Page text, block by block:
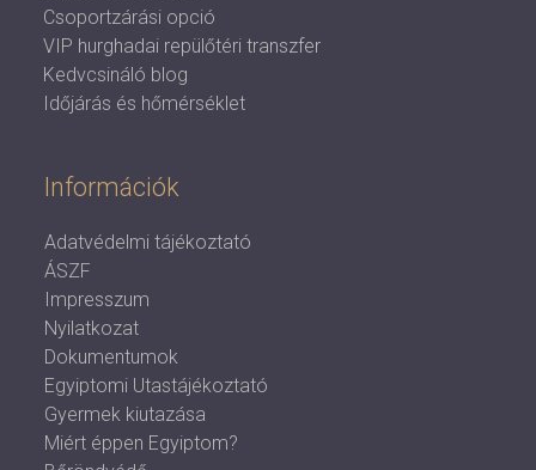
Csoportzárási opció
VIP hurghadai repülőtéri transzfer
Kedvcsináló blog
Időjárás és hőmérséklet
Információk
Adatvédelmi tájékoztató
ÁSZF
Impresszum
Nyilatkozat
Dokumentumok
Egyiptomi Utastájékoztató
Gyermek kiutazása
Miért éppen Egyiptom?